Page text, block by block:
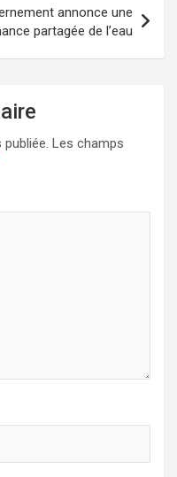
annonce une
partagée de l’eau
Les champs